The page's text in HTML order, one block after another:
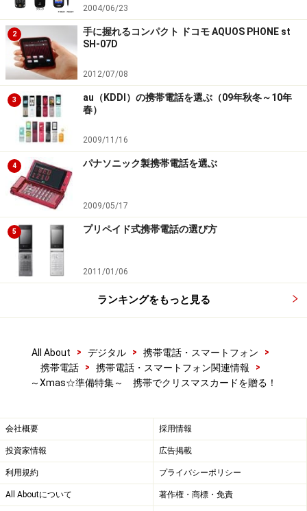
2004/06/23
2
手に握れるコンパクト ドコモ AQUOS PHONE st
SH-07D
2012/07/08
3
au（KDDI）の携帯電話を選ぶ（09年秋冬～10年
春）
2009/11/16
4 パナソニック製携帯電話を選ぶ
2009/05/17
5 プリペイド式携帯電話の選び方
2011/01/06
ランキングをもっと見る
All About > デジタル > 携帯電話・スマートフォン
>
携帯電話
> 携帯電話・スマートフォン関連情報
>
～Xmas☆準備特集～ 携帯でクリスマスカードを贈る！
会社概要 採用情報
投資家情報 広告掲載
利用規約 プライバシーポリシー
All Aboutについて 著作権・商標・免責